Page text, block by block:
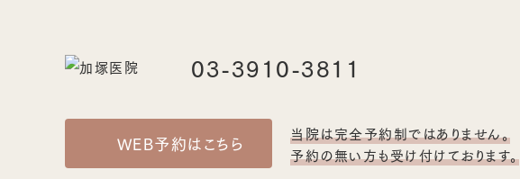
03-3910-3811
WEB予約はこちら
当院は完全予約制ではありません。
予約の無い方も受け付けております。